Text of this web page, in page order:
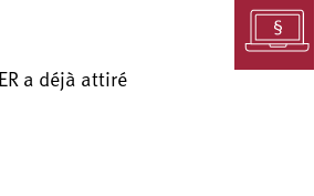
a déjà attiré